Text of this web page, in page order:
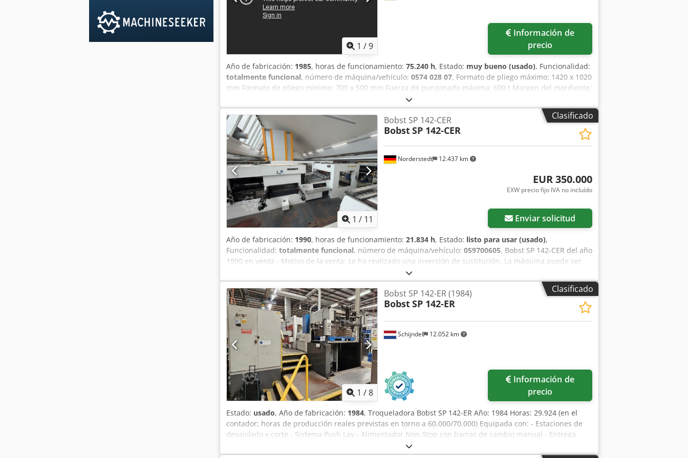
1 /9
precio
Año de fabricación: 1985, horas de funcionamiento: 75.240 h, Estado: muy bueno (usado), Funcionalidad:
totalmente funcional, número de máquina/vehículo: 0574 028 07, Formato de pliego máximo: 1420 x 1020
mm Formato de pliego mínimo: 700 x 500 mm Fuerza de punzonado máxima: 600 t Margen del mordiente:
18 – 22 mm Número máximo de ciclos por hora: 6000 Materiales procesables: cartón de 100 a 1000 g/m²
Cartón ondulado F, E, B, C, F/F, F/E, F/B, E/E, E/B - Troqueladora plana con estación de separación de
residuos, alimentador de pliegos intermedio y dispositivo de preapilamiento, plataforma de trabajo, - 1
mesa de preparación para la preparación externa de herramientas Csdpfxjzg D I Ne Aa Ejha - 6 marcos
para punzones - 6 marcos de cierre para el troquel - 6 carros de ajuste
Clasificado
1 / 11
Norderstedt 12.437 km
Bobst SP 142-CER
BobstSP 142-CER
EUR 350.000
EXW precio fijo IVA no incluído
Enviar solicitud
Año de fabricación: 1990, horas de funcionamiento: 21.834 h, Estado: listo para usar (usado),
Funcionalidad: totalmente funcional, número de máquina/vehículo: 059700605, Bobst SP 142-CER del año
1990 en venta - Motivo de la venta: se ha realizado una inversión de sustitución. La máquina puede ser
inspeccionada en producción. Desmontaje y transporte a cargo del comprador. Chjdpsy Htxgofx Aa Eea
Clasificado
1 /8
Schijndel 12.052 km
Bobst SP 142-ER (1984)
BobstSP 142-ER
precio
Estado: usado, Año de fabricación: 1984, Troqueladora Bobst SP 142-ER Año: 1984 Horas: 29.924 (en el
contador; horas de producción reales previstas en torno a 60.000/70.000) Equipada con: - Estaciones de
desaislado y corte - Sistema Push Lay - Alimentador Non-Stop con barras de cambio manual - Entrega
Non-Stop Chodpfx Aasr I Ipvo Eja - Alimentador de cartón ondulado - Herramientas de bloqueo rápido en
Stripper - Sistema micrométrico Especificaciones técnicas: - Velocidad máxima de corte : 6.000 s/h -